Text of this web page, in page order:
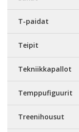
T-paidat
Teipit
Tekniikkapallot
Temppufiguurit
Treenihousut